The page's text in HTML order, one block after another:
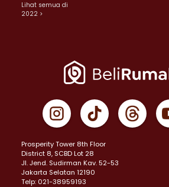
Lihat semua di
2022 >
Prosperity Tower 8th Floor
District 8, SCBD Lot 28
JI. Jend. Sudirman Kav. 52-53
Jakarta Selatan 12190
Telp: 021-38959193